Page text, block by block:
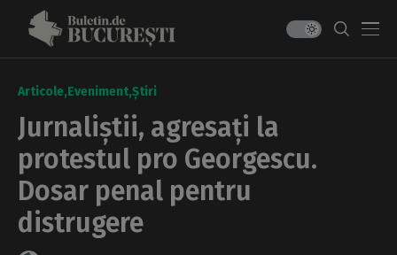
Articole Eveniment Știri
Jurnaliștii, agresați la
protestul pro Georgescu.
Dosar penal pentru
distrugere